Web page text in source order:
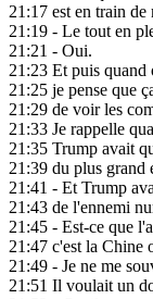
21:17 est en train de
21:19 - Le tout en
21:21 - Oui.
21:23 Et puis quand
21:25 je pense que
21:29 de voir les
21:33 Je rappelle
21:35 Trump avait
21:39 du plus grand
21:41 - Et Trump
21:43 de l'ennemi
21:45 - Est-ce que
21:47 c'est la Chine
21:49 - Je ne me
21:51 Il voulait un